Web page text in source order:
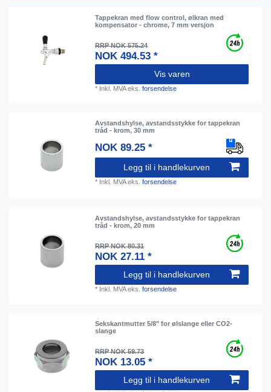
Tappekran med flow control, ølkran med
kompensator - chrome, 7 mm versjon
RRP NOK 575.24
NOK 494.53 *
Vis varen
* Inkl. MVAeks.forsendelse
Avstandshylse, avstandsstykke for tappekran
tråd - krom, 30 mm
NOK 89.25 *
Legg til i handlekurven
* Inkl. MVAeks.forsendelse
Avstandshylse, avstandsstykke for tappekran
tråd - krom, 20 mm
RRP NOK 80.31
NOK 27.11 *
Legg til i handlekurven
* Inkl. MVAeks.forsendelse
Sekskantmutter 5/8" for ølslange eller CO2-
slange
RRP NOK 59.73
NOK 13.05 *
Legg til i handlekurven